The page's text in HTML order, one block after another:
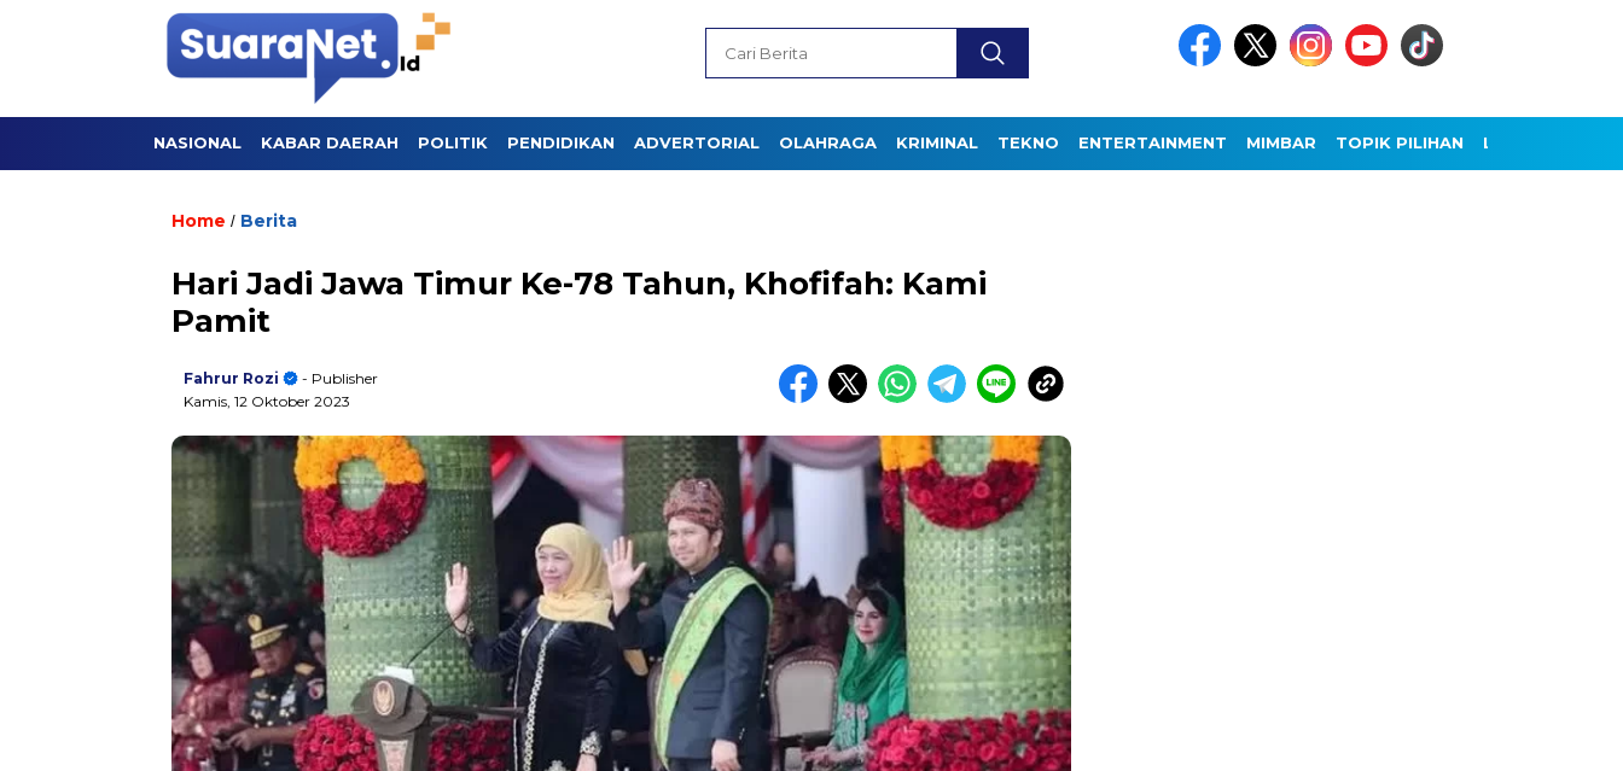
NASIONAL KABAR DAERAH POLITIK PENDIDIKAN ADVERTORIAL OLAHRAGA KRIMINAL TEKNO ENTERTAINMENT MIMBAR TOPIK PILIHAN LAINNYA
Home / Berita
Hari Jadi Jawa Timur Ke-78 Tahun, Khofifah: Kami
Pamit
Fahrur Rozi
- Publisher
Kamis, 12 Oktober 2023